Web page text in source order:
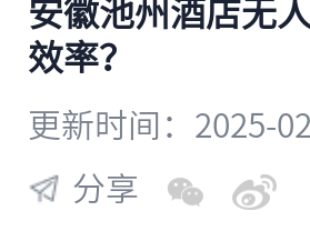
安徽池州酒店无
效率？
更新时间：2025-
分享